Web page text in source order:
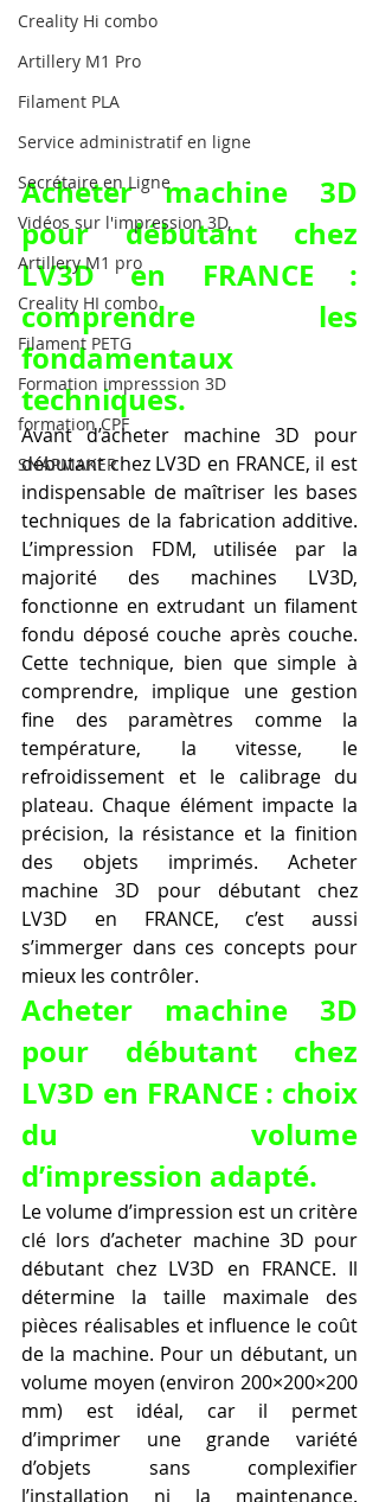
Creality Hi combo
Artillery M1 Pro
Filament PLA
Service administratif en ligne
Secrétaire en Ligne
Vidéos sur l'impression 3D,
Artillery M1 pro
Creality HI combo
Filament PETG
Formation impresssion 3D
formation CPF
SNAPMAKER
Acheter machine 3D
pour débutant chez
LV3D en FRANCE :
comprendre les
fondamentaux
techniques.
Avant d’acheter machine 3D pour
débutant chez LV3D en FRANCE, il est
indispensable de maîtriser les bases
techniques de la fabrication additive.
L’impression FDM, utilisée par la
majorité des machines LV3D,
fonctionne en extrudant un filament
fondu déposé couche après couche.
Cette technique, bien que simple à
comprendre, implique une gestion
fine des paramètres comme la
température, la vitesse, le
refroidissement et le calibrage du
plateau. Chaque élément impacte la
précision, la résistance et la finition
des objets imprimés. Acheter
machine 3D pour débutant chez
LV3D en FRANCE, c’est aussi
s’immerger dans ces concepts pour
mieux les contrôler.
Acheter machine 3D
pour débutant chez
LV3D en FRANCE : choix
du volume
d’impression adapté.
Le volume d’impression est un critère
clé lors d’acheter machine 3D pour
débutant chez LV3D en FRANCE. Il
détermine la taille maximale des
pièces réalisables et influence le coût
de la machine. Pour un débutant, un
volume moyen (environ 200×200×200
mm) est idéal, car il permet
d’imprimer une grande variété
d’objets sans complexifier
l’installation ni la maintenance.